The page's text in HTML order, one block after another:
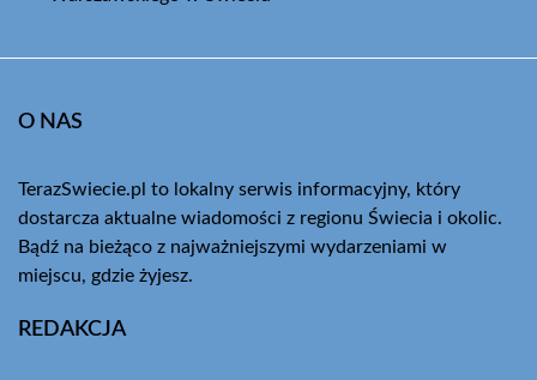
O NAS
TerazSwiecie.pl to lokalny serwis informacyjny, który
dostarcza aktualne wiadomości z regionu Świecia i okolic.
Bądź na bieżąco z najważniejszymi wydarzeniami w
miejscu, gdzie żyjesz.
REDAKCJA